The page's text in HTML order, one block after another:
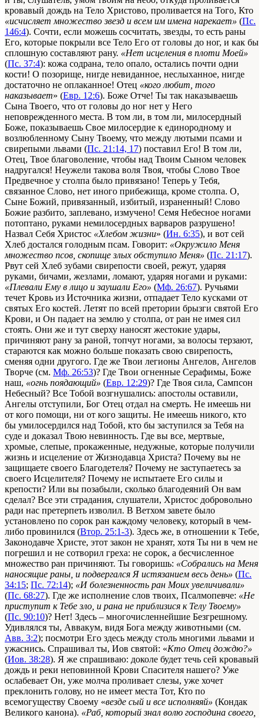
кровавый дождь на Тело Христово, проливается на Того, Кто
«исчисляет множество звезд и всем им имена нарекает» (Пс.
146:4). Сочти, если можешь сосчитать, звезды, то есть раны
Его, которые покрыли все Тело Его от головы до ног, и как бы
сплошную составляют рану. «Нет исцеления в плоти Моей»
(Пс. 37:4): кожа содрана, тело опало, остались почти одни
кости! О позорище, нигде невиданное, неслыханное, нигде
достаточно не оплаканное! Отец «кого любит, того
наказывает» (Евр. 12:6). Боже Отче! Ты так наказываешь
Сына Твоего, что от головы до ног нет у Него
неповрежденного места. В том ли, в том ли, милосердный
Боже, показываешь Свое милосердие к единородному и
возлюбленному Сыну Твоему, что между лютыми псами и
свирепыми львами (Пс. 21:14, 17) поставил Его! В том ли,
Отец, Твое благоволение, чтобы над Твоим Сыном человек
надругался! Неужели такова воля Твоя, чтобы Слово Твое
Предвечное у столпа было привязано! Теперь у Тебя,
связанное Слово, нет иного прибежища, кроме столпа. О,
Сыне Божий, привязанный, избитый, израненный! Слово
Божие разбито, заплевано, измучено! Семя Небесное ногами
потоптано, руками немилосердных варваров разрушено!
Назвал Себя Христос «Хлебом жизни» (Ин. 6:35), и вот сей
Хлеб достался голодным псам. Говорит: «Окружило Меня
множество псов, скопище злых обступило Меня» (Пс. 21:17).
Рвут сей Хлеб зубами свирепости своей, режут, ударяя
руками, бичами, жезлами, ломают, ударяя ногами и руками:
«Плевали Ему в лицо и заушали Его» (Мф. 26:67). Ручьями
течет Кровь из Источника жизни, отпадает Тело кусками от
святых Его костей. Летят по всей претории брызги святой Его
Крови, и Он падает на землю у столпа, от ран не имея сил
стоять. Они же и тут сверху наносят жестокие удары,
причиняют рану за раной, топчут ногами, за волосы терзают,
стараются как можно больше показать свою свирепость,
сменяя одни другого. Где же Твои легионы Ангелов, Ангелов
Творче (см. Мф. 26:53)? Где Твои огненные Серафимы, Боже
наш, «огнь поядающий» (Евр. 12:29)? Где Твоя сила, Сампсон
Небесный? Все Тобой возгнушались: апостолы оставили,
Ангелы отступили, Бог Отец отдал на смерть. Не имеешь ни
от кого помощи, ни от кого защиты. Не имеешь никого, кто
бы умилосердился над Тобой, кто бы заступился за Тебя на
суде и доказал Твою невинность. Где вы все, мертвые,
хромые, слепые, прокаженные, недужные, которые получили
жизнь и исцеление от Жизнодавца Христа? Почему вы не
защищаете своего Благодетеля? Почему не заступаетесь за
своего Исцелителя? Почему не испытаете Его силы и
крепости? Или вы позабыли, сколько благодеяний Он вам
сделал? Все эти страдания, слушатели, Христос добровольно
ради нас претерпеть изволил. В Ветхом завете было
установлено по сорок ран каждому человеку, который в чем-
либо провинился (Втор. 25:1-3). Здесь же, в отношении к Тебе,
Законодавче Христе, этот закон не хранят, хотя Ты ни в чем не
погрешил и не сотворил греха: не сорок, а бесчисленное
множество ран причиняют. Ты говоришь: «Собрались на Меня
наносящие раны, и подвергался Я истязанием весь день» (Пс.
34:15; Пс. 72:14); «И болезненность ран Моих увеличивали»
(Пс. 68:27). Где же исполнение слов твоих, Псалмопевче: «Не
приступит к Тебе зло, и рана не приблизися к Телу Твоему»
(Пс. 90:10)? Нет! Здесь – многочисленнейшие Безгрешному.
Удивлялся ты, Аввакум, видя Бога между животными (см.
Авв. 3:2); посмотри Его здесь между столь многими львами и
ужаснись. Спрашивал ты, Иов святой: «Кто Отец дождю?»
(Иов. 38:28). Я же спрашиваю: доколе будет течь сей кровавый
дождь и реки неповинной Крови Спасителя нашего? Уже
ослабевает Он, уже молча проливает слезы, уже хочет
преклонить голову, но не имеет места Тот, Кто по
всемогуществу Своему «везде сый и все исполняяй» (Кондак
Великого канона). «Раб, который знал волю господина своего,